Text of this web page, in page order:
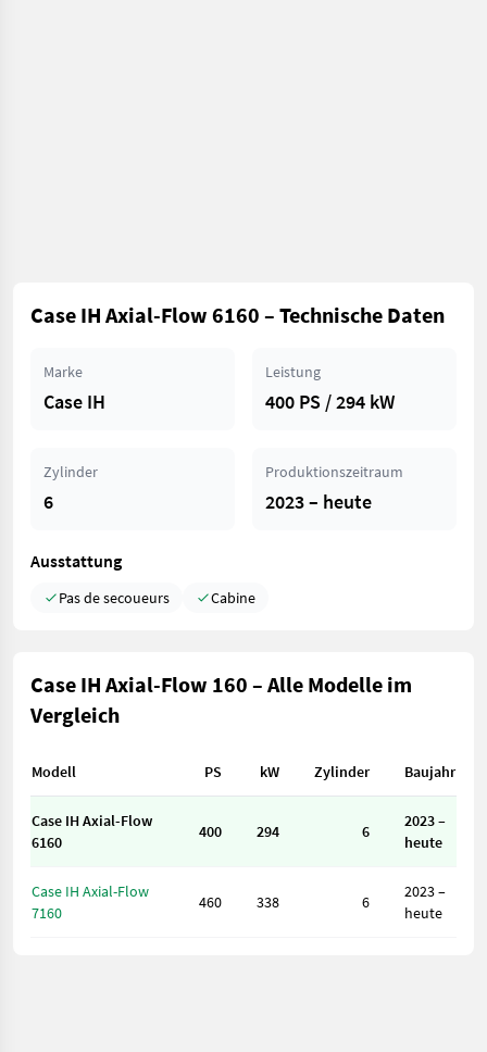
Case IH Axial-Flow 6160 – Technische Daten
Marke
Case IH
Leistung
400 PS / 294 kW
Zylinder
6
Produktionszeitraum
2023 – heute
Ausstattung
Pas de secoueurs Cabine
Case IH Axial-Flow 160 – Alle Modelle im
Vergleich
Modell PS kW Zylinder Baujahr
Case IH Axial-Flow
6160
400 294 6
2023 –
heute
Case IH Axial-Flow
7160
460 338 6
2023 –
heute